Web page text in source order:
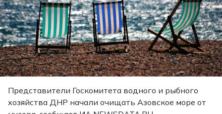
Представители Госкомитета водного и рыбного
хозяйства ДНР начали очищать Азовское море от